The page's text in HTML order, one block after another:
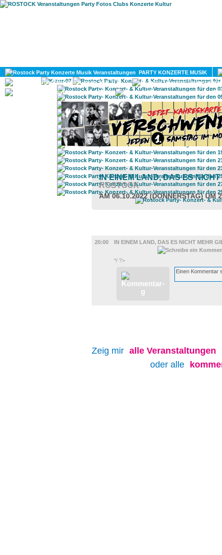
PARTY KONZERTE MUSIK
KULTUR
GAY
IN EINEM LAND, DAS ES
ROSTOCK
AM 06.10.2022 (DONNERSTAG) UM
20:00
IN EINEM LAND, DAS ES NICHT MEHR
*/ ?>
Zeig mir alle Veranstaltungen
oder alle